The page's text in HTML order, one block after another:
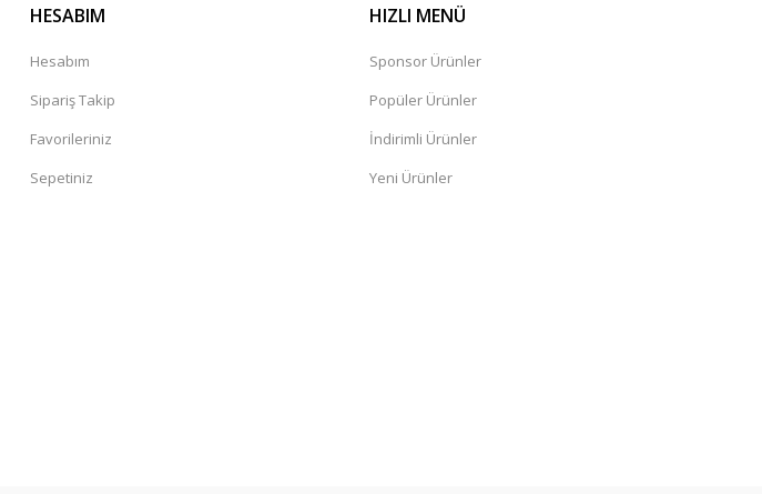
HESABIM
Hesabım
Sipariş Takip
Favorileriniz
Sepetiniz
HIZLI MENÜ
Sponsor Ürünler
Popüler Ürünler
İndirimli Ürünler
Yeni Ürünler